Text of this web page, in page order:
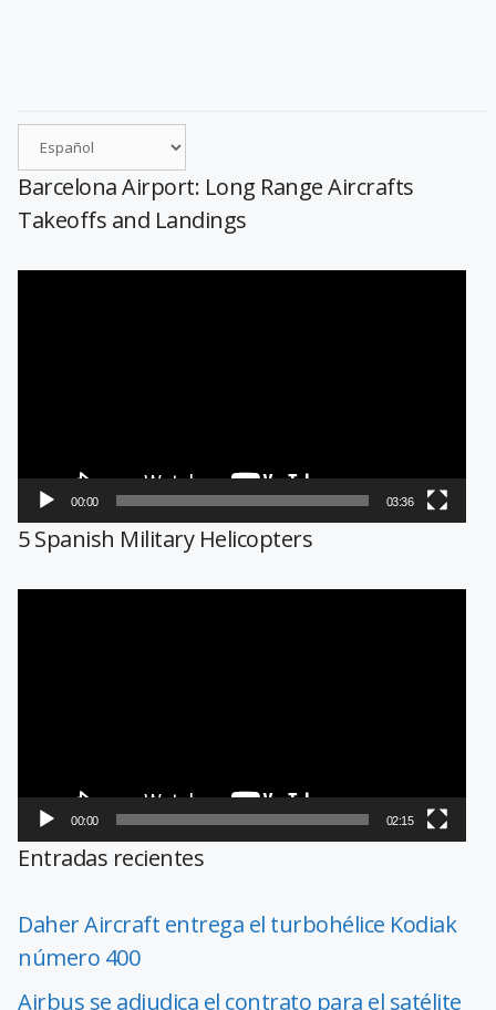
Barcelona Airport: Long Range Aircrafts
Takeoffs and Landings
00:00 03:36
5 Spanish Military Helicopters
00:00 02:15
Entradas recientes
Daher Aircraft entrega el turbohélice Kodiak
número 400
Airbus se adjudica el contrato para el satélite